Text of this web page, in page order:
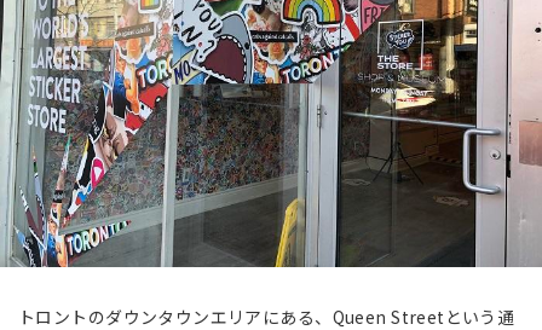
トロントのダウンタウンエリアにある、Queen Streetという通